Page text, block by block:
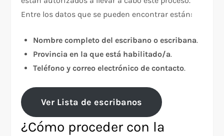
Entre los datos que se pueden encontrar están:
Nombre completo del escribano o escribana.
Provincia en la que está habilitado/a.
Teléfono y correo electrónico de contacto.
Ver Lista de escribanos
¿Cómo proceder con la